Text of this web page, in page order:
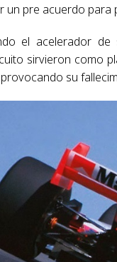
un pre acuerdo
el acelerador
sirvieron como
su